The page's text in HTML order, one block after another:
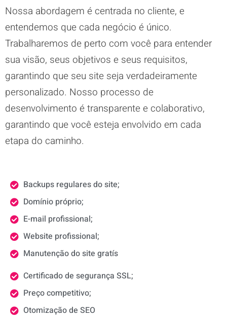
Nossa abordagem é centrada no cliente, e
entendemos que cada negócio é único.
Trabalharemos de perto com você para entender
sua visão, seus objetivos e seus requisitos,
garantindo que seu site seja verdadeiramente
personalizado. Nosso processo de
desenvolvimento é transparente e colaborativo,
garantindo que você esteja envolvido em cada
etapa do caminho.
Backups regulares do site;
Domínio próprio;
E-mail profissional;
Website profissional;
Manutenção do site gratís
Certificado de segurança SSL;
Preço competitivo;
Otomização de SEO